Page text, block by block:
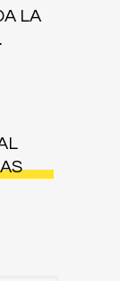
LA